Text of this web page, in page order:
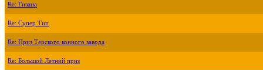
Re: Гизана
Re: Супер Тип
Re: Приз Терского конного завода
Re: Большой Летний приз